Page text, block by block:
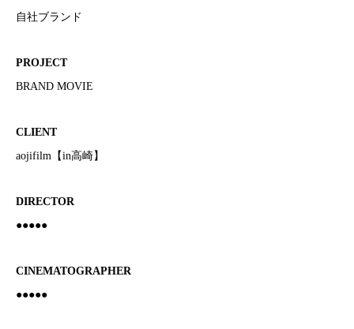
自社ブランド
PROJECT
BRAND MOVIE
CLIENT
aojifilm【in高崎】
DIRECTOR
●●●●●
CINEMATOGRAPHER
●●●●●